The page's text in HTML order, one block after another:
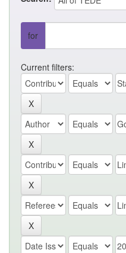
for
Current filters: